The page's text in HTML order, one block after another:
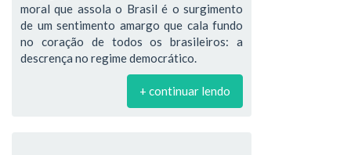
moral que assola o Brasil é o surgimento
de um sentimento amargo que cala fundo
no coração de todos os brasileiros: a
descrença no regime democrático.
+ continuar lendo